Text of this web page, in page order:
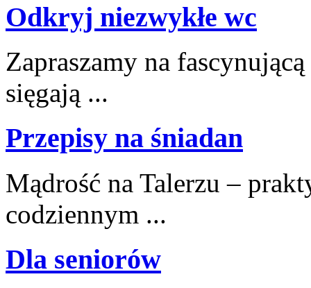
Odkryj niezwykłe wc
Zapraszamy na
sięgają ...
Przepisy na śniadan
Mądrość na Talerzu –
codziennym ...
Dla seniorów